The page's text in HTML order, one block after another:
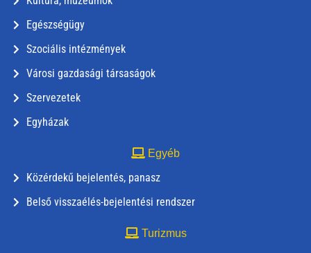
Egészségügy
Szociális intézmények
Városi gazdasági társaságok
Szervezetek
Egyházak
Egyéb
Közérdekű bejelentés, panasz
Belső visszaélés-bejelentési rendszer
Turizmus